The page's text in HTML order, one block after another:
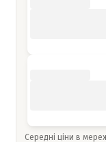
Середні ціни в